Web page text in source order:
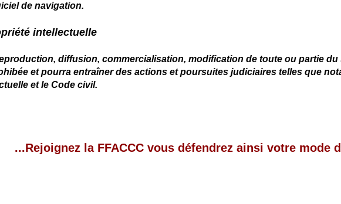
de navigation.
intellectuelle
diffusion, commercialisation, modification de toute ou partie
et pourra entraîner des actions et poursuites judiciaires telles que
et le Code civil.
...Rejoignez la FFACCC vous défendrez ainsi votre mode